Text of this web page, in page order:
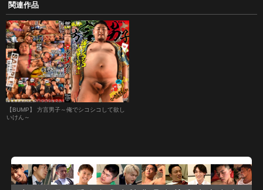
関連作品
【BUMP】 方言男子～俺でシコシコして欲し
いけん～